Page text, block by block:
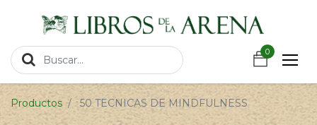
0
0
Productos 50 TECNICAS DE MINDFULNESS